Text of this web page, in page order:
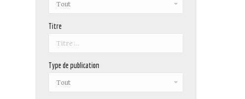
Titre
Type de publication